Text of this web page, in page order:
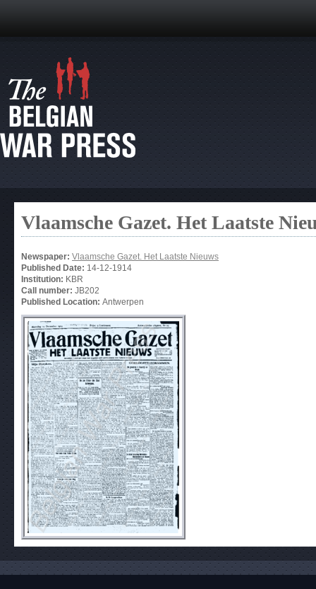
Vlaamsche Gazet. Het Laatste
Newspaper: Vlaamsche Gazet. Het Laatste Nieuws
Published Date: 14-12-1914
Institution: KBR
Call number: JB202
Published Location: Antwerpen